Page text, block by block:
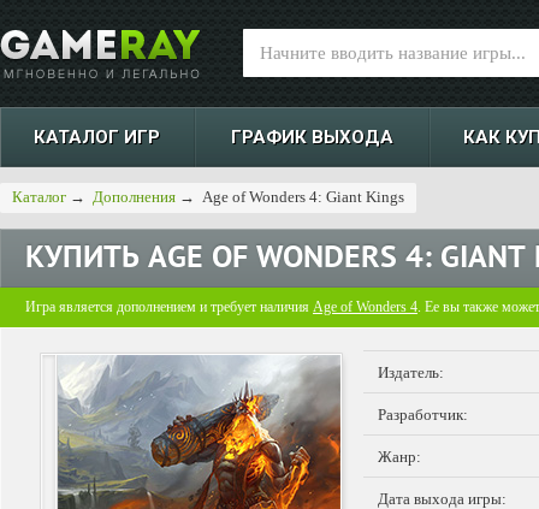
КАТАЛОГ ИГР ГРАФИК ВЫХОДА КАК
Каталог → Дополнения → Age of Wonders 4: Giant Kings
КУПИТЬ AGE OF WONDERS 4: GIANT
Игра является дополнением и требует наличия Age of Wonders 4. Ее вы также
Издатель:
Разработчик:
Жанр:
Дата выхода игры: